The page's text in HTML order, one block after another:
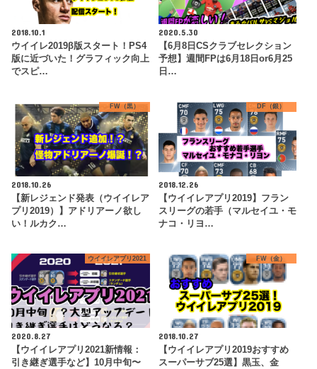
2018.10.1
ウイイレ2019β版スタート！PS4
版に近づいた！グラフィック向上
でスピ…
2020.5.30
【6月8日CSクラブセレクション
予想】週間FPは6月18日or6月25
日…
FW（黒）
2018.10.26
【新レジェンド発表（ウイイレア
プリ2019）】アドリアーノ欲し
い！ルカク…
DF（銀）
2018.12.26
【ウイイレアプリ2019】フラン
スリーグの若手（マルセイユ・モ
ナコ・リヨ…
ウイイレアプリ2021
2020.8.27
【ウイイレアプリ2021新情報：
引き継ぎ選手など】10月中旬〜
FW（金）
2018.10.27
【ウイイレアプリ2019おすすめ
スーパーサブ25選】黒玉、金